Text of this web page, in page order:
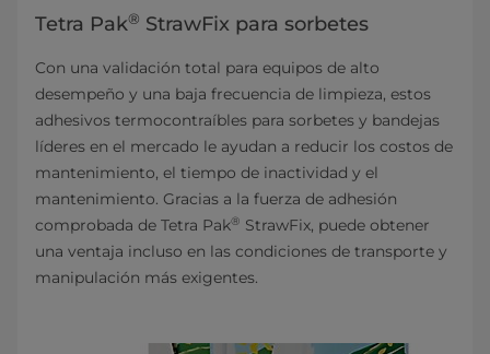
Tetra Pak® StrawFix para sorbetes
Con una validación total para equipos de alto
desempeño y una baja frecuencia de limpieza, estos
adhesivos termocontraíbles para sorbetes y bandejas
líderes en el mercado le ayudan a reducir los costos de
mantenimiento, el tiempo de inactividad y el
mantenimiento. Gracias a la fuerza de adhesión
comprobada de Tetra Pak® StrawFix, puede obtener
una ventaja incluso en las condiciones de transporte y
manipulación más exigentes.